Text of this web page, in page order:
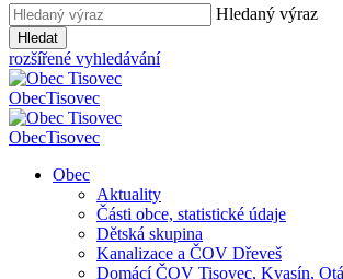
Hledaný výraz
Hledat
rozšířené vyhledávání
ObecTisovec
ObecTisovec
Obec
Aktuality
Části obce, statistické údaje
Dětská skupina
Kanalizace a ČOV Dřeveš
Domácí ČOV Tisovec, Kvasín,